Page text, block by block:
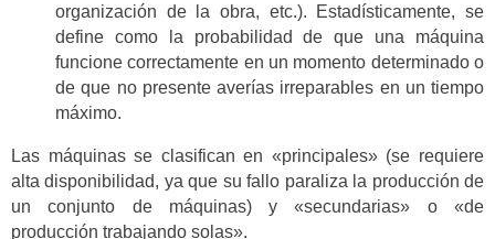
organización de la obra, etc.). Estadísticamente, se
define como la probabilidad de que una máquina
funcione correctamente en un momento determinado o
de que no presente averías irreparables en un tiempo
máximo.
Las máquinas se clasifican en «principales» (se requiere
alta disponibilidad, ya que su fallo paraliza la producción de
un conjunto de máquinas) y «secundarias» o «de
producción trabajando solas».